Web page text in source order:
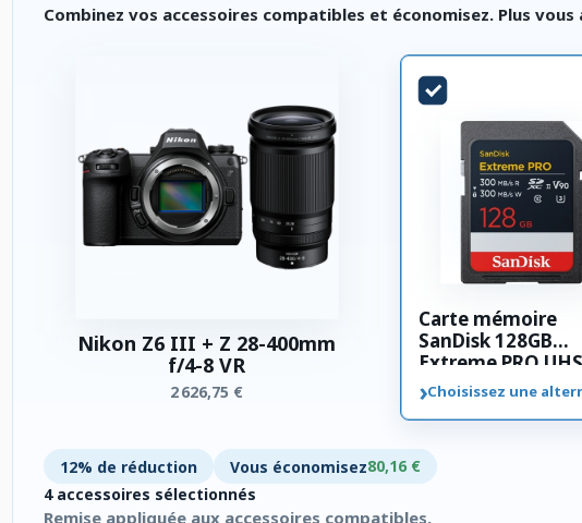
Combinez vos accessoires compatibles et économisez. Plus
Nikon Z6 III + Z 28-400mm
f/4-8 VR
2 626,75 €
Carte mémoire
SanDisk 128GB
Extreme PRO
SDXC 300 MB/s
›Choisissez une
12% de réduction Vous économisez80,16 €
4 accessoires sélectionnés
Remise appliquée aux accessoires compatibles.